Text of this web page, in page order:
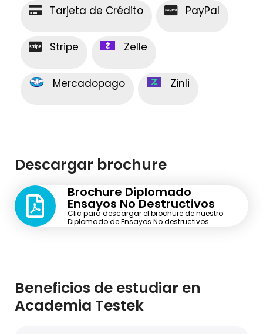
Tarjeta de Crédito PayPal
Stripe Zelle
Mercadopago Zinli
Descargar brochure
Brochure Diplomado
Ensayos No Destructivos
Clic para descargar el brochure de nuestro
Diplomado de Ensayos No destructivos
Beneficios de estudiar en
Academia Testek